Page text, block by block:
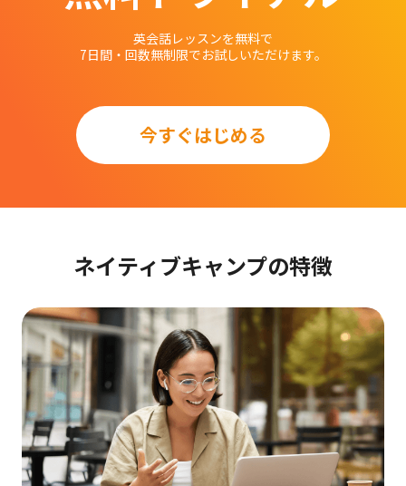
英会話レッスンを無料で
7日間・回数無制限でお試しいただけます。
今すぐはじめる
ネイティブキャンプの特徴